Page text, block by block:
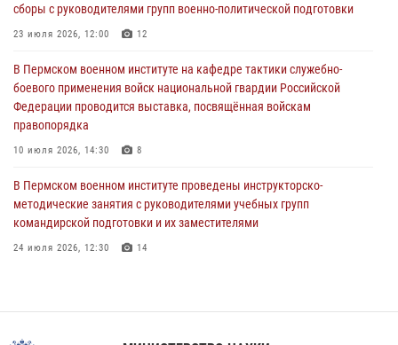
09 июля 2026, 11:30 3
по набору абитуриентов из числа граждан, прошедших и не
проходивших военную службу
08 июля 2026, 09:36 2
Военнослужащие Пермского военного института приняли участие в
боксу
07 июля 2026, 10:30 4
сборы с руководителями групп военно-политической подготовки
23 июля 2026, 12:00 12
В Пермском военном институте на кафедре тактики служебно-
боевого применения войск национальной гвардии Российской
Федерации проводится выставка, посвящённая войскам
правопорядка
10 июля 2026, 14:30 8
В Пермском военном институте проведены инструкторско-
методические занятия с руководителями учебных групп
командирской подготовки и их заместителями
24 июля 2026, 12:30 14